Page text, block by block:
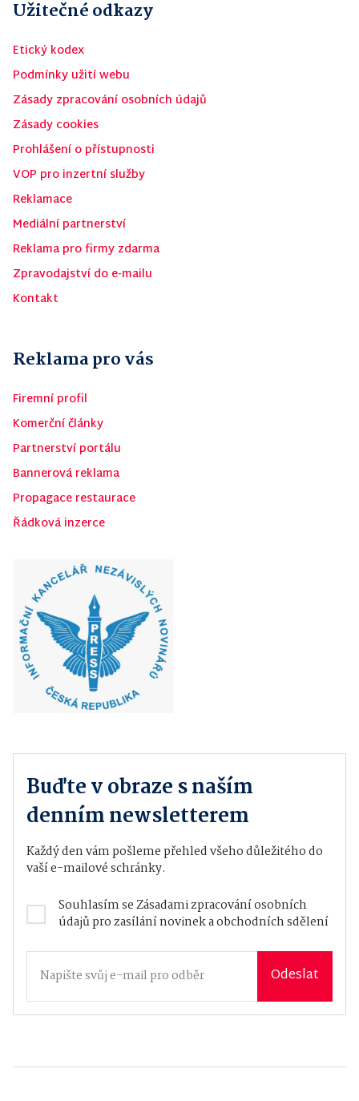
Užitečné odkazy
Etický kodex
Podmínky užití webu
Zásady zpracování osobních údajů
Zásady cookies
Prohlášení o přístupnosti
VOP pro inzertní služby
Reklamace
Mediální partnerství
Reklama pro firmy zdarma
Zpravodajství do e-mailu
Kontakt
Reklama pro vás
Firemní profil
Komerční články
Partnerství portálu
Bannerová reklama
Propagace restaurace
Řádková inzerce
Buďte v obraze s naším
denním newsletterem
Každý den vám pošleme přehled všeho důležitého do
vaší e-mailové schránky.
Souhlasím seZásadami zpracování osobních
údajůpro zasílání novinek a obchodních sdělení
Odeslat